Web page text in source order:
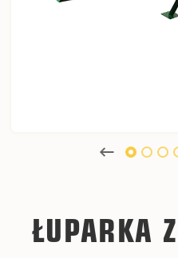
ŁUPARKA